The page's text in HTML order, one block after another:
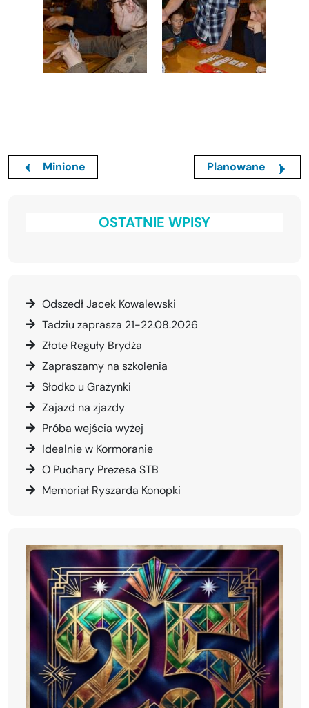
Minione Planowane
OSTATNIE WPISY
Odszedł Jacek Kowalewski
Tadziu zaprasza 21-22.08.2026
Złote Reguły Brydża
Zapraszamy na szkolenia
Słodko u Grażynki
Zajazd na zjazdy
Próba wejścia wyżej
Idealnie w Kormoranie
O Puchary Prezesa STB
Memoriał Ryszarda Konopki